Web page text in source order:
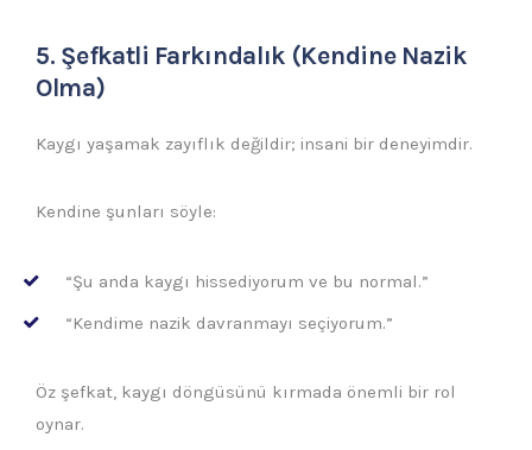
5. Şefkatli Farkındalık (Kendine Nazik
Olma)
Kaygı yaşamak zayıflık değildir; insani bir deneyimdir.
Kendine şunları söyle:
“Şu anda kaygı hissediyorum ve bu normal.”
“Kendime nazik davranmayı seçiyorum.”
Öz şefkat, kaygı döngüsünü kırmada önemli bir rol
oynar.